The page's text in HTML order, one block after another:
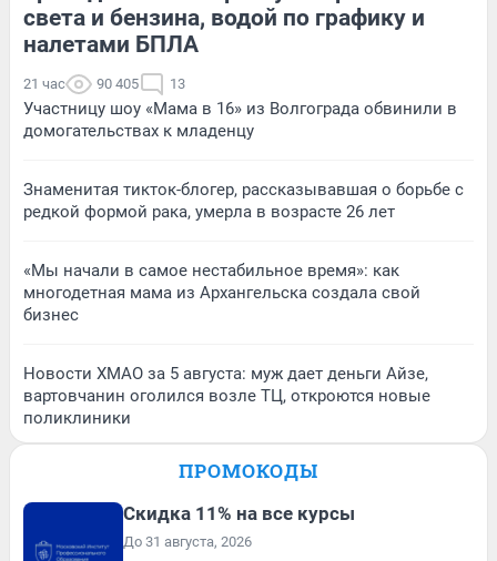
света и бензина, водой по графику и
налетами БПЛА
21 час 90 405 13
Участницу шоу «Мама в 16» из Волгограда обвинили в
домогательствах к младенцу
Знаменитая тикток-блогер, рассказывавшая о борьбе с
редкой формой рака, умерла в возрасте 26 лет
«Мы начали в самое нестабильное время»: как
многодетная мама из Архангельска создала свой
бизнес
Новости ХМАО за 5 августа: муж дает деньги Айзе,
вартовчанин оголился возле ТЦ, откроются новые
поликлиники
ПРОМОКОДЫ
Скидка 11% на все курсы
До 31 августа, 2026